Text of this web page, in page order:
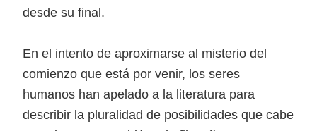
desde su final.
En el intento de aproximarse al misterio del
comienzo que está por venir, los seres
humanos han apelado a la literatura para
describir la pluralidad de posibilidades que cabe